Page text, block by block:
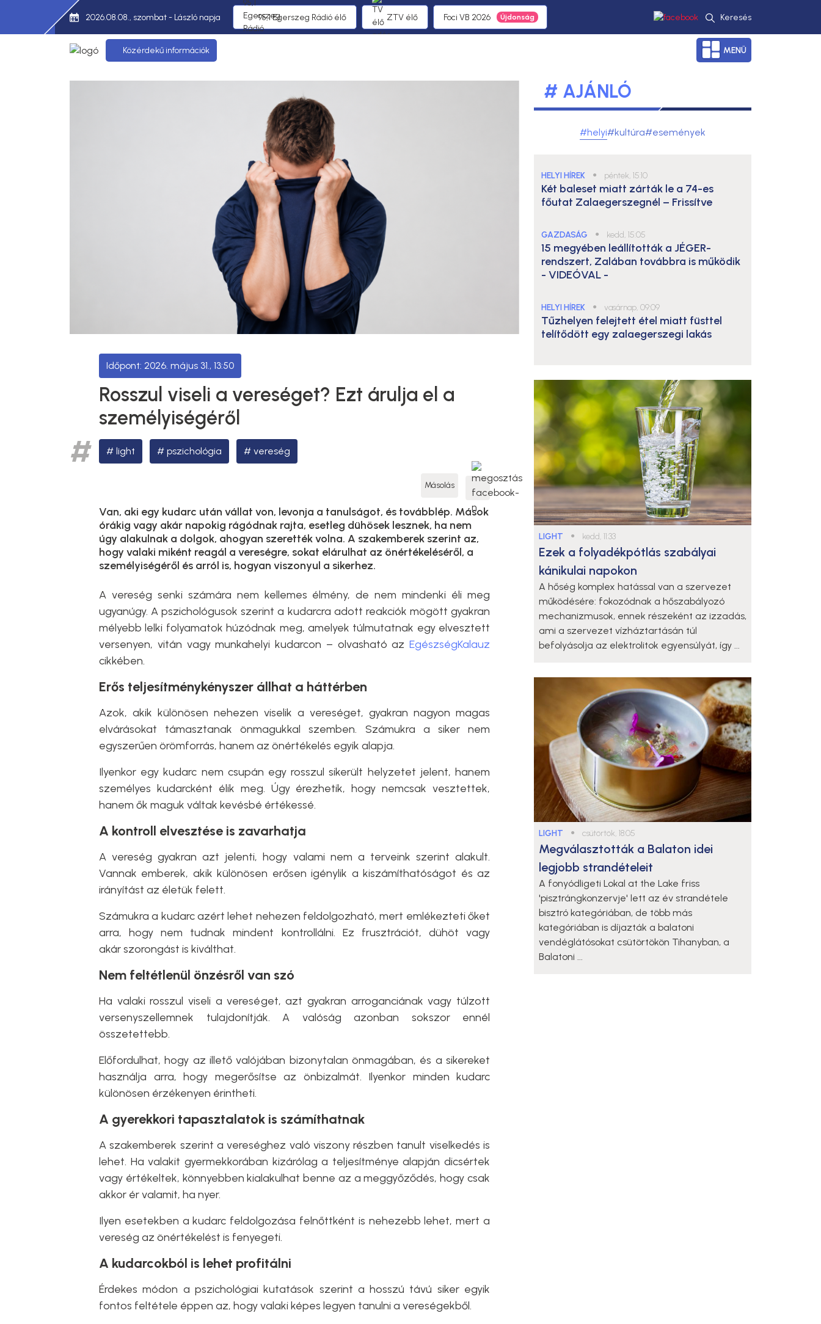
2026.08.08., szombat - László napja 95,1 Egerszeg Rádió élő ZTV élő Foci VB 2026 Keresés
Közérdekű információk MENÜ
2026. május 31., 13:50
Rosszul viseli a vereséget? Ezt árulja el a
személyiségéről
light pszichológia vereség
Másolás
Van, aki egy kudarc után vállat von, levonja a tanulságot, és továbblép. Mások
órákig vagy akár napokig rágódnak rajta, esetleg dühösek lesznek, ha nem
úgy alakulnak a dolgok, ahogyan szerették volna. A szakemberek szerint az,
hogy valaki miként reagál a vereségre, sokat elárulhat az önértékeléséről, a
személyiségéről és arról is, hogyan viszonyul a sikerhez.
A vereség senki számára nem kellemes élmény, de nem mindenki éli meg
ugyanúgy. A pszichológusok szerint a kudarcra adott reakciók mögött gyakran
mélyebb lelki folyamatok húzódnak meg, amelyek túlmutatnak egy elvesztett
versenyen, vitán vagy munkahelyi kudarcon – olvasható az EgészségKalauz
cikkében.
Erős teljesítménykényszer állhat a háttérben
Azok, akik különösen nehezen viselik a vereséget, gyakran nagyon magas
elvárásokat támasztanak önmagukkal szemben. Számukra a siker nem
egyszerűen örömforrás, hanem az önértékelés egyik alapja.
Ilyenkor egy kudarc nem csupán egy rosszul sikerült helyzetet jelent, hanem
személyes kudarcként élik meg. Úgy érezhetik, hogy nemcsak vesztettek,
hanem ők maguk váltak kevésbé értékessé.
A kontroll elvesztése is zavarhatja
A vereség gyakran azt jelenti, hogy valami nem a terveink szerint alakult.
Vannak emberek, akik különösen erősen igénylik a kiszámíthatóságot és az
irányítást az életük felett.
Számukra a kudarc azért lehet nehezen feldolgozható, mert emlékezteti őket
arra, hogy nem tudnak mindent kontrollálni. Ez frusztrációt, dühöt vagy
akár szorongást is kiválthat.
Nem feltétlenül önzésről van szó
Ha valaki rosszul viseli a vereséget, azt gyakran arroganciának vagy túlzott
versenyszellemnek tulajdonítják. A valóság azonban sokszor ennél
összetettebb.
Előfordulhat, hogy az illető valójában bizonytalan önmagában, és a sikereket
használja arra, hogy megerősítse az önbizalmát. Ilyenkor minden kudarc
különösen érzékenyen érintheti.
A gyerekkori tapasztalatok is számíthatnak
A szakemberek szerint a vereséghez való viszony részben tanult viselkedés is
lehet. Ha valakit gyermekkorában kizárólag a teljesítménye alapján dicsértek
vagy értékeltek, könnyebben kialakulhat benne az a meggyőződés, hogy csak
akkor ér valamit, ha nyer.
Ilyen esetekben a kudarc feldolgozása felnőttként is nehezebb lehet, mert a
vereség az önértékelést is fenyegeti.
A kudarcokból is lehet profitálni
Érdekes módon a pszichológiai kutatások szerint a hosszú távú siker egyik
fontos feltétele éppen az, hogy valaki képes legyen tanulni a vereségekből.
# AJÁNLÓ
#helyi#kultúra#események
HELYI HÍREK ● péntek, 15:10
Két baleset miatt zárták le a 74-es
főutat Zalaegerszegnél – Frissítve
GAZDASÁG ● kedd, 15:05
15 megyében leállították a JÉGER-
rendszert, Zalában továbbra is működik
- VIDEÓVAL -
HELYI HÍREK ● vasárnap, 09:09
Tűzhelyen felejtett étel miatt füsttel
telítődött egy zalaegerszegi lakás
LIGHT ● kedd, 11:33
Ezek a folyadékpótlás szabályai
kánikulai napokon
A hőség komplex hatással van a szervezet
működésére: fokozódnak a hőszabályozó
mechanizmusok, ennek részeként az izzadás,
ami a szervezet vízháztartásán túl
befolyásolja az elektrolitok egyensúlyát, így ...
LIGHT ● csütörtök, 18:05
Megválasztották a Balaton idei
legjobb strandételeit
A fonyódligeti Lokal at the Lake friss
'pisztrángkonzervje' lett az év strandétele
bisztró kategóriában, de több más
kategóriában is díjazták a balatoni
vendéglátósokat csütörtökön Tihanyban, a
Balatoni ...